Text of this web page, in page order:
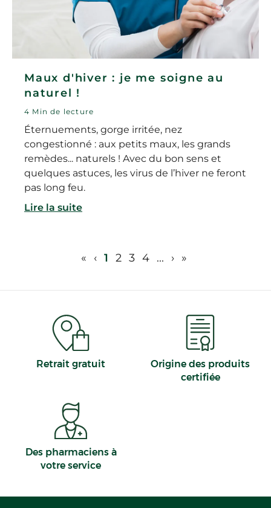
Maux d'hiver : je me soigne au
naturel !
4 Min de lecture
Éternuements, gorge irritée, nez
congestionné : aux petits maux, les grands
remèdes... naturels ! Avec du bon sens et
quelques astuces, les virus de l’hiver ne feront
pas long feu.
Lire la suite
« ‹ 1 2 3 4 ... › »
Retrait gratuit
Origine des produits
certifiée
Des pharmaciens à
votre service